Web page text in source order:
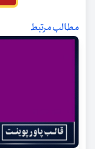
مطالب مرتبط